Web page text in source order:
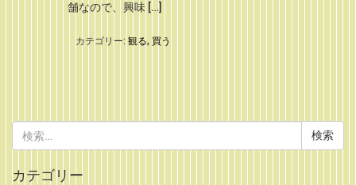
舗なので、興味 […]
カテゴリー: 観る, 買う
索:
カテゴリー